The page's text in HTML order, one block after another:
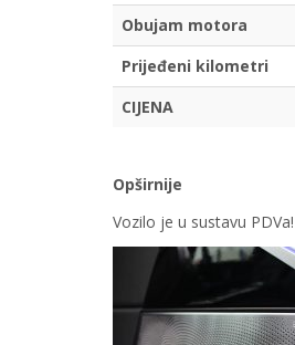
Obujam motora
Prijeđeni kilometri
CIJENA
Opširnije
Vozilo je u sustavu